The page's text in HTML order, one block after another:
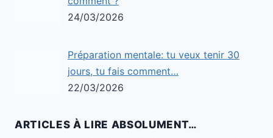
24/03/2026
Préparation mentale: tu veux tenir 30
jours, tu fais comment…
22/03/2026
ARTICLES À LIRE ABSOLUMENT…